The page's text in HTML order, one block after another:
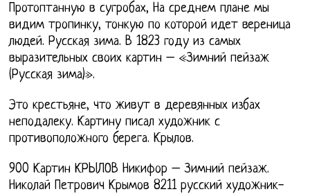
Протоптанную в сугробах, На среднем плане мы
видим тропинку, тонкую по которой идет вереница
людей. Русская зима. В 1823 году из самых
выразительных своих картин – «Зимний пейзаж
(Русская зима)».
Это крестьяне, что живут в деревянных избах
неподалеку. Картину писал художник с
противоположного берега. Крылов.
900 Картин КРЫЛОВ Никифор – Зимний пейзаж.
Николай Петрович Крымов 8211 русский художник-